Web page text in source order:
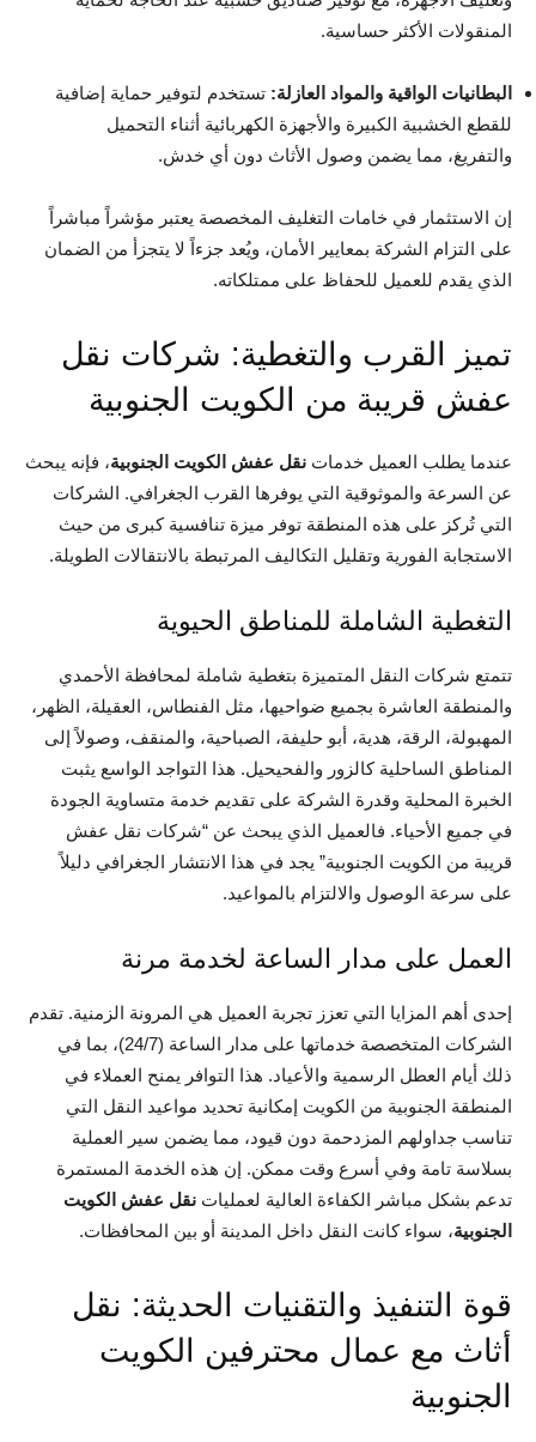
المنقولات الأكثر حساسية.
البطانيات الواقية والمواد العازلة: تستخدم لتوفير حماية إضافية
للقطع الخشبية الكبيرة والأجهزة الكهربائية أثناء التحميل
والتفريغ، مما يضمن وصول الأثاث دون أي خدش.
إن الاستثمار في خامات التغليف المخصصة يعتبر مؤشراً مباشراً
على التزام الشركة بمعايير الأمان، ويُعد جزءاً لا يتجزأ من الضمان
الذي يقدم للعميل للحفاظ على ممتلكاته.
تميز القرب والتغطية: شركات نقل
عفش قريبة من الكويت الجنوبية
عندما يطلب العميل خدمات نقل عفش الكويت الجنوبية، فإنه يبحث
عن السرعة والموثوقية التي يوفرها القرب الجغرافي. الشركات
التي تُركز على هذه المنطقة توفر ميزة تنافسية كبرى من حيث
الاستجابة الفورية وتقليل التكاليف المرتبطة بالانتقالات الطويلة.
التغطية الشاملة للمناطق الحيوية
تتمتع شركات النقل المتميزة بتغطية شاملة لمحافظة الأحمدي
والمنطقة العاشرة بجميع ضواحيها، مثل الفنطاس، العقيلة، الظهر،
المهبولة، الرقة، هدية، أبو حليفة، الصباحية، والمنقف، وصولاً إلى
المناطق الساحلية كالزور والفحيحيل. هذا التواجد الواسع يثبت
الخبرة المحلية وقدرة الشركة على تقديم خدمة متساوية الجودة
في جميع الأحياء. فالعميل الذي يبحث عن “شركات نقل عفش
قريبة من الكويت الجنوبية” يجد في هذا الانتشار الجغرافي دليلاً
على سرعة الوصول والالتزام بالمواعيد.
العمل على مدار الساعة لخدمة مرنة
إحدى أهم المزايا التي تعزز تجربة العميل هي المرونة الزمنية. تقدم
الشركات المتخصصة خدماتها على مدار الساعة (24/7)، بما في
ذلك أيام العطل الرسمية والأعياد. هذا التوافر يمنح العملاء في
المنطقة الجنوبية من الكويت إمكانية تحديد مواعيد النقل التي
تناسب جداولهم المزدحمة دون قيود، مما يضمن سير العملية
بسلاسة تامة وفي أسرع وقت ممكن. إن هذه الخدمة المستمرة
تدعم بشكل مباشر الكفاءة العالية لعمليات نقل عفش الكويت
الجنوبية، سواء كانت النقل داخل المدينة أو بين المحافظات.
قوة التنفيذ والتقنيات الحديثة: نقل
أثاث مع عمال محترفين الكويت
الجنوبية